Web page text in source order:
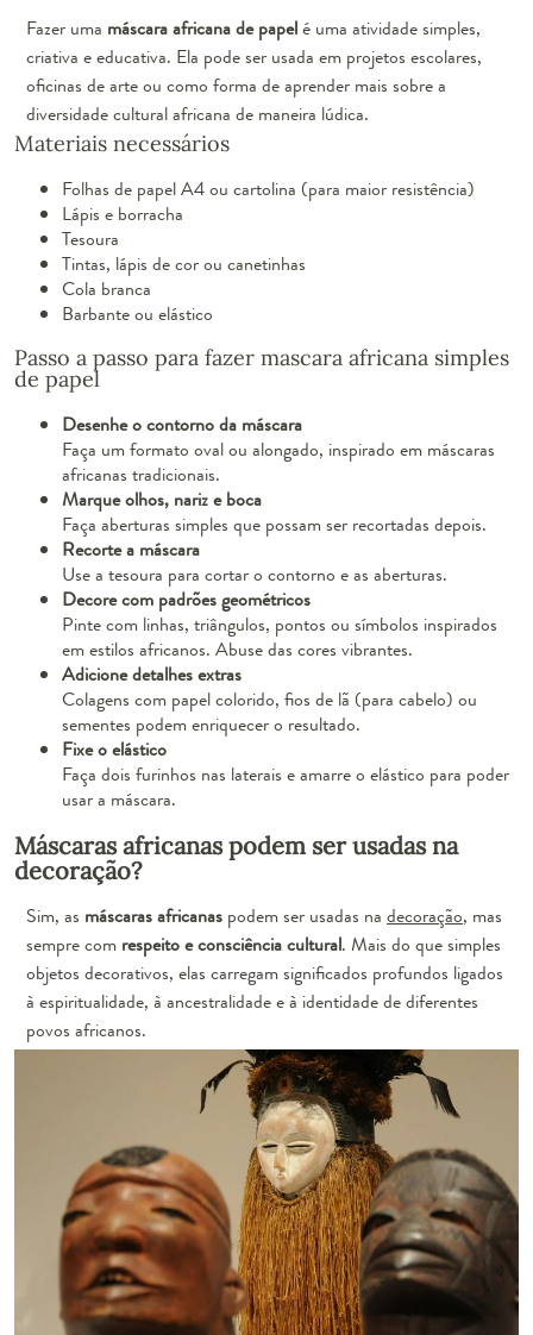
Fazer uma máscara africana de papelé uma atividade simples,
criativa e educativa. Ela pode ser usada em projetos escolares,
oficinas de arte ou como forma de aprender mais sobre a
diversidade cultural africana de maneira lúdica.
Materiais necessários
Folhas de papel A4 ou cartolina (para maior resistência)
Lápis e borracha
Tesoura
Tintas, lápis de cor ou canetinhas
Cola branca
Barbante ou elástico
Passo a passo para fazer mascara africana simples
de papel
Desenhe o contorno da máscara
Faça um formato oval ou alongado, inspirado em máscaras
africanas tradicionais.
Marque olhos, nariz e boca
Faça aberturas simples que possam ser recortadas depois.
Recorte a máscara
Use a tesoura para cortar o contorno e as aberturas.
Decore com padrões geométricos
Pinte com linhas, triângulos, pontos ou símbolos inspirados
em estilos africanos. Abuse das cores vibrantes.
Adicione detalhes extras
Colagens com papel colorido, fios de lã (para cabelo) ou
sementes podem enriquecer o resultado.
Fixe o elástico
Faça dois furinhos nas laterais e amarre o elástico para poder
usar a máscara.
Máscaras africanas podem ser usadas na
decoração?
Sim, as máscaras africanas podem ser usadas na decoração, mas
sempre com respeito e consciência cultural. Mais do que simples
objetos decorativos, elas carregam significados profundos ligados
à espiritualidade, à ancestralidade e à identidade de diferentes
povos africanos.